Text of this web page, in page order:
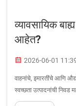
व्यावसायिक
आहेत?
2026-06-01
वाहनांचे, इमारतींचे आणि
स्वच्छता उत्पादनांची निवड
डिझाइन केलेले बाह्य